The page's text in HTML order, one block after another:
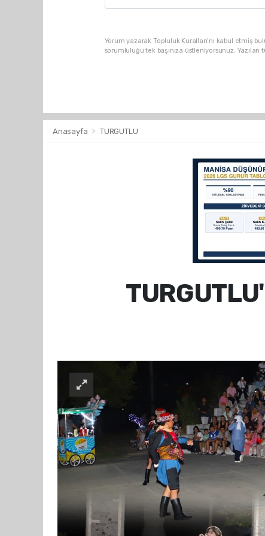
Yorum yazarak Topluluk Kuralları’nı kabul etmiş
sorumluluğu tek başınıza üstleniyorsunuz.
Anasayfa TURGUTLU